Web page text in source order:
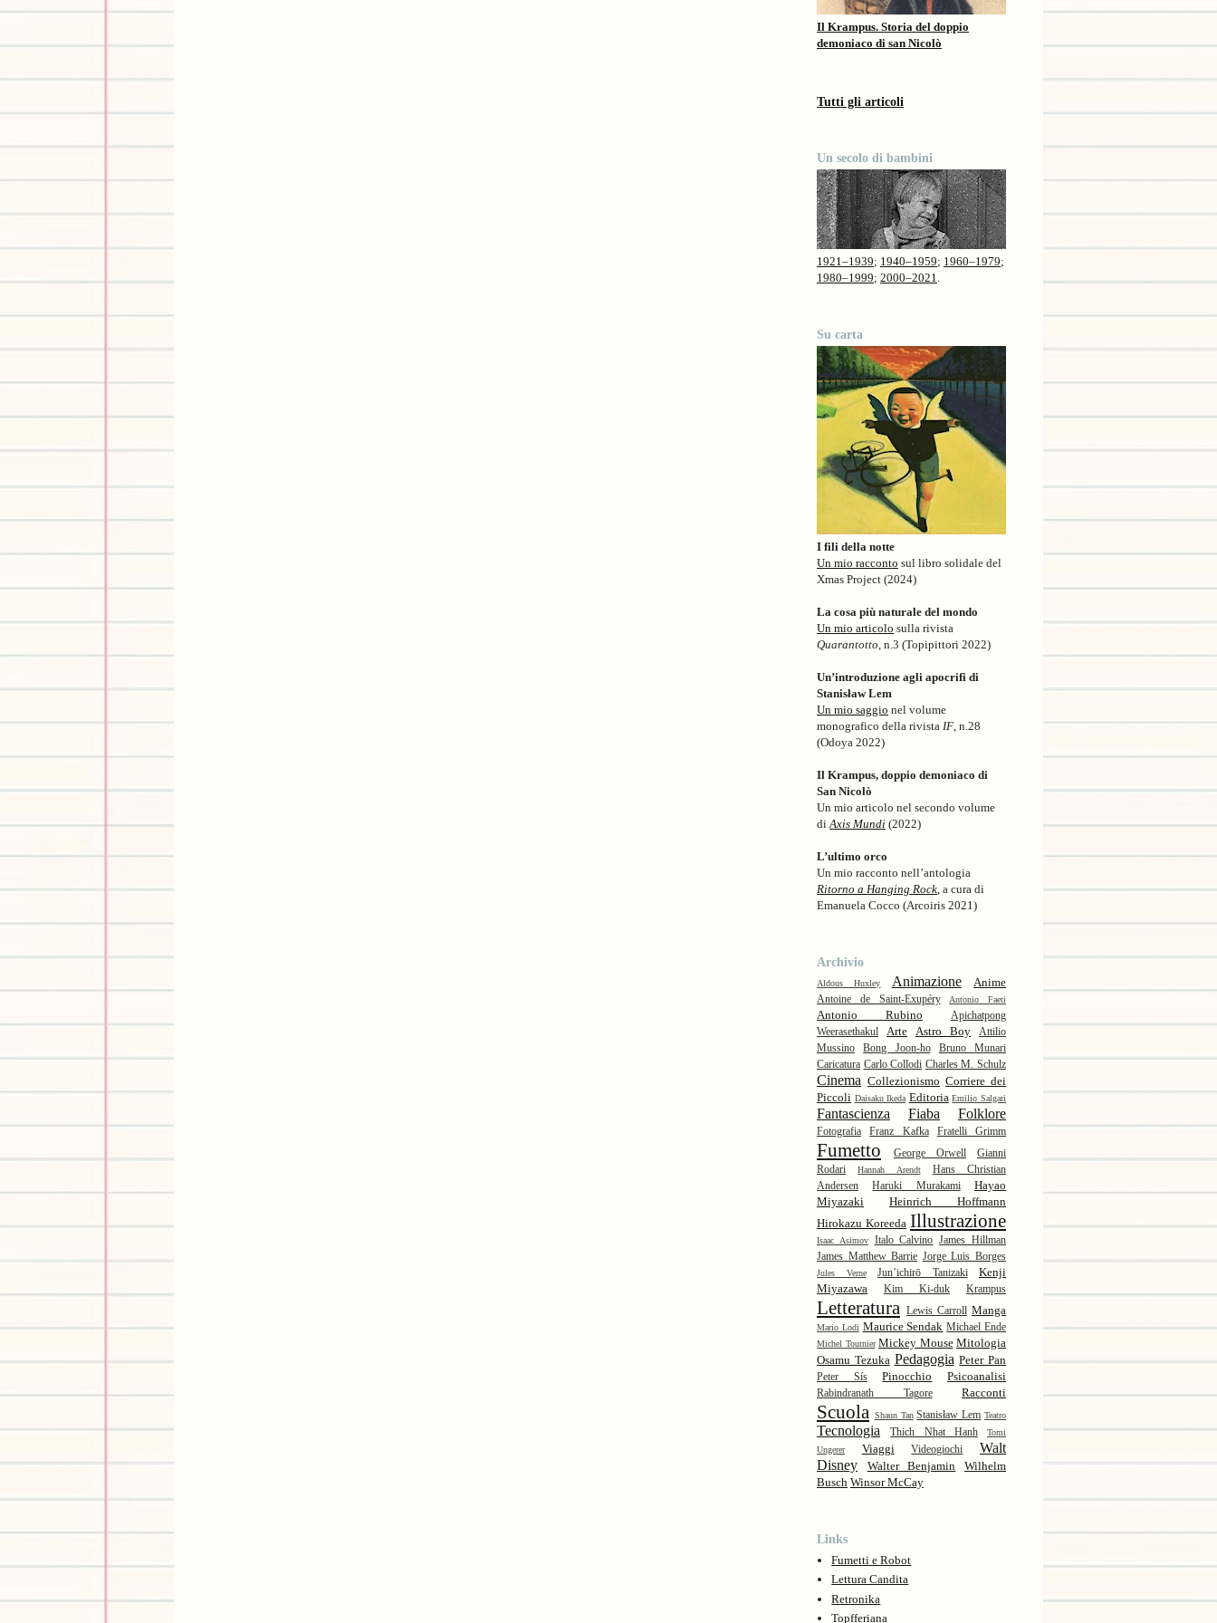
Il Krampus. Storia del doppio
demoniaco di san Nicolò
Tutti gli articoli
Un secolo di bambini
1921–1939; 1940–1959; 1960–1979;
1980–1999; 2000–2021
Su carta
I fili della notte
Un mio racconto sul libro solidale del
Xmas Project (2024)
La cosa più naturale del mondo
Un mio articolo sulla rivista
Quarantotto , n.3 (Topipittori 2022)
Un’introduzione agli apocrifi di
Stanisław Lem
Un mio saggio nel volume
monografico della rivista IF , n.28
(Odoya 2022)
Il Krampus, doppio demoniaco di
San Nicolò
Un mio articolo nel secondo volume
di Axis Mundi (2022)
L’ultimo orco
Un mio racconto nell’antologia
Ritorno a Hanging Rock , a cura di
Emanuela Cocco (Arcoiris 2021)
Archivio
Aldous Huxley Animazione Anime
Antoine de Saint-Exupéry Antonio Faeti
Antonio Rubino
Apichatpong
Weerasethakul
Arte Astro Boy
Attilio
Mussino
Bong Joon-ho
Bruno Munari
Caricatura Carlo Collodi Charles M. Schulz
Cinema Collezionismo Corriere dei
Piccoli Daisaku Ikeda Editoria Emilio Salgari
Fantascienza Fiaba Folklore
Fotografia Franz Kafka Fratelli Grimm
Fumetto George Orwell
Gianni
Rodari
Hannah Arendt
Hans Christian
Andersen
Haruki Murakami
Hayao
Miyazaki
Heinrich Hoffmann
Hirokazu Koreeda Illustrazione
Isaac Asimov Italo Calvino James Hillman
James Matthew Barrie Jorge Luis Borges
Jules Verne Jun’ichirō Tanizaki
Kenji
Miyazawa
Kim Ki-duk Krampus
Letteratura Lewis Carroll Manga
Mario Lodi Maurice Sendak Michael Ende
Michel Tournier Mickey Mouse Mitologia
Osamu Tezuka Pedagogia Peter Pan
Peter Sís Pinocchio Psicoanalisi
Rabindranath Tagore Racconti
Scuola Shaun Tan Stanisław Lem Teatro
Tecnologia Thich Nhat Hanh
Tomi
Ungerer
Viaggi Videogiochi
Walt
Disney
Walter Benjamin
Wilhelm
Busch Winsor McCay
Links
Fumetti e Robot
Lettura Candita
Retronika
Topfferiana